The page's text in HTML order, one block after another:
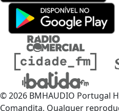
© 2026 BMHAUDIO Portugal
Comandita, Qualquer